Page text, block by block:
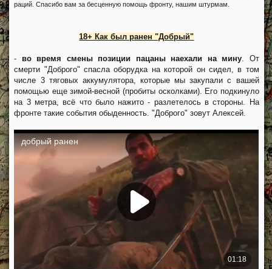
раций. Спасибо вам за бесценную помощь фронту, нашим штурмам.
18+ Как был ранен "Добрый"
- во время смены позиции пацаны наехали на мину. От
смерти "Доброго" спасла оборудка на которой он сидел, в том
числе 3 тяговых аккумулятора, которые мы закупали с вашей
помощью еще зимой-весной (пробиты осколками). Его подкинуло
на 3 метра, всё что было нажито - разлетелось в стороны. На
фронте такие события обыденность. "Доброго" зовут Алексей.